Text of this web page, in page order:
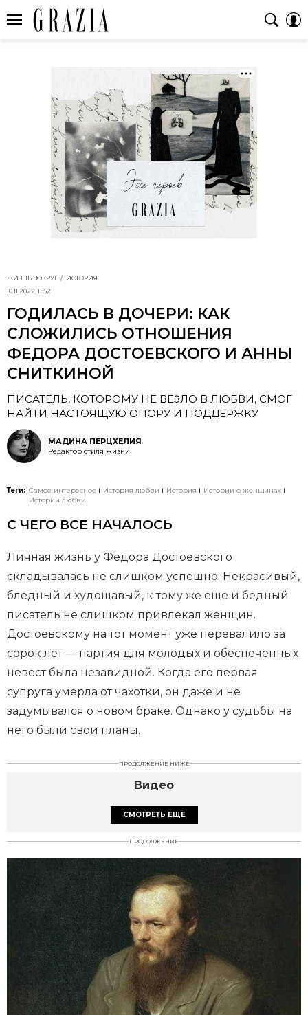
ЖИЗНЬ ВОКРУГ
ИСТОРИЯ
10.11.2022, 11:52
ГОДИЛАСЬ В ДОЧЕРИ: КАК
СЛОЖИЛИСЬ ОТНОШЕНИЯ
ФЕДОРА ДОСТОЕВСКОГО И АННЫ
СНИТКИНОЙ
ПИСАТЕЛЬ, КОТОРОМУ НЕ ВЕЗЛО В ЛЮБВИ, СМОГ
НАЙТИ НАСТОЯЩУЮ ОПОРУ И ПОДДЕРЖКУ
МАДИНА ПЕРЦХЕЛИЯ
Редактор стиля жизни
Теги: Самое интересное История любви История
Истории о женщинах
Истории любви
С ЧЕГО ВСЕ НАЧАЛОСЬ
Личная жизнь у Федора Достоевского
складывалась не слишком успешно. Некрасивый,
бледный и худощавый, к тому же еще и бедный
писатель не слишком привлекал женщин.
Достоевскому на тот момент уже перевалило за
сорок лет — партия для молодых и обеспеченных
невест была незавидной. Когда его первая
супруга умерла от чахотки, он даже и не
задумывался о новом браке. Однако у судьбы на
него были свои планы.
ПРОДОЛЖЕНИЕ НИЖЕ
Видео
СМОТРЕТЬ ЕЩЕ
ПРОДОЛЖЕНИЕ